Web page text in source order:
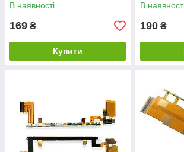
В наявності
169 ₴
Купити
В
190 ₴